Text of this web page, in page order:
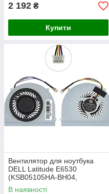
2 192 ₴
Купити
Вентилятор для ноутбука
DELL Latitude E6530
(KSB05105HA-BH04,
KSB05105HA-BH05) (Кулер)
В наявності